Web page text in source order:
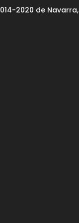
2020 de Navarra,